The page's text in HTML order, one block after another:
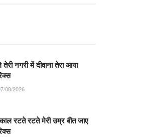
तेरी नगरी में दीवाना तेरा आया
08/2026
रटते रटते मेरी उम्र बीत जाए